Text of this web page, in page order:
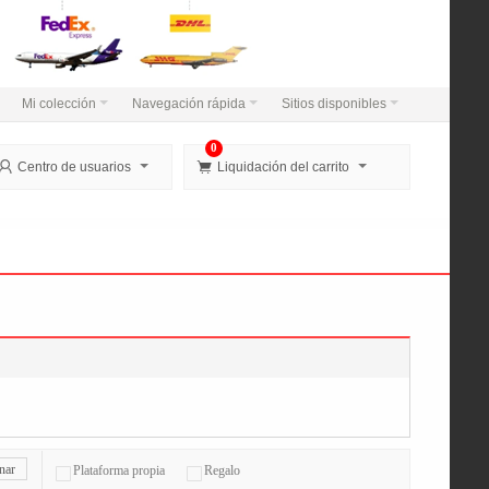
Mi colección Navegación rápida Sitios disponibles
 Centro de usuarios  Liquidación del carrito
0
Plataforma propia Regalo